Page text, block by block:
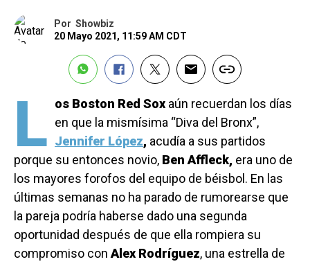
Por Showbiz
20 Mayo 2021, 11:59 AM CDT
L os Boston Red Sox aún recuerdan los días
en que la mismísima “Diva del Bronx”,
Jennifer López, acudía a sus partidos
porque su entonces novio, Ben Affleck, era uno de
los mayores forofos del equipo de béisbol. En las
últimas semanas no ha parado de rumorearse que
la pareja podría haberse dado una segunda
oportunidad después de que ella rompiera su
compromiso conAlex Rodríguez, una estrella de